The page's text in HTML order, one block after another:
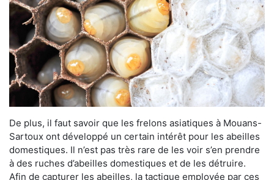
De plus, il faut savoir que les frelons asiatiques à Mouans-
Sartoux ont développé un certain intérêt pour les abeilles
domestiques. Il n’est pas très rare de les voir s’en prendre
à des ruches d’abeilles domestiques et de les détruire.
Afin de capturer les abeilles, la tactique employée par ces